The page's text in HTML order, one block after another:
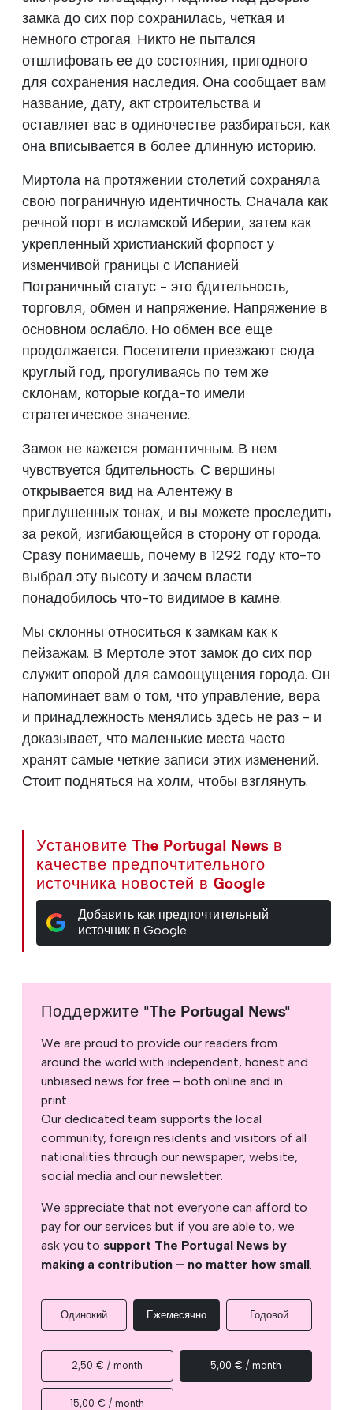
замка до сих пор сохранилась, четкая и
немного строгая. Никто не пытался
отшлифовать ее до состояния, пригодного
для сохранения наследия. Она сообщает вам
название, дату, акт строительства и
оставляет вас в одиночестве разбираться, как
она вписывается в более длинную историю.
Миртола на протяжении столетий сохраняла
свою пограничную идентичность. Сначала как
речной порт в исламской Иберии, затем как
укрепленный христианский форпост у
изменчивой границы с Испанией.
Пограничный статус - это бдительность,
торговля, обмен и напряжение. Напряжение в
основном ослабло. Но обмен все еще
продолжается. Посетители приезжают сюда
круглый год, прогуливаясь по тем же
склонам, которые когда-то имели
стратегическое значение.
Замок не кажется романтичным. В нем
чувствуется бдительность. С вершины
открывается вид на Алентежу в
приглушенных тонах, и вы можете проследить
за рекой, изгибающейся в сторону от города.
Сразу понимаешь, почему в 1292 году кто-то
выбрал эту высоту и зачем власти
понадобилось что-то видимое в камне.
Мы склонны относиться к замкам как к
пейзажам. В Мертоле этот замок до сих пор
служит опорой для самоощущения города. Он
напоминает вам о том, что управление, вера
и принадлежность менялись здесь не раз - и
доказывает, что маленькие места часто
хранят самые четкие записи этих изменений.
Стоит подняться на холм, чтобы взглянуть.
Установите The Portugal News в
качестве предпочтительного
источника новостей в Google
Добавить как предпочтительный
источник в Google
Поддержите "The Portugal News"
We are proud to provide our readers from
around the world with independent, honest and
unbiased news for free – both online and in
print.
Our dedicated team supports the local
community, foreign residents and visitors of all
nationalities through our newspaper, website,
social media and our newsletter.
We appreciate that not everyone can afford to
pay for our services but if you are able to, we
ask you to support The Portugal News by
making a contribution – no matter how small.
Одинокий Ежемесячно Годовой
2,50 € / month 5,00 € / month
15,00 € / month